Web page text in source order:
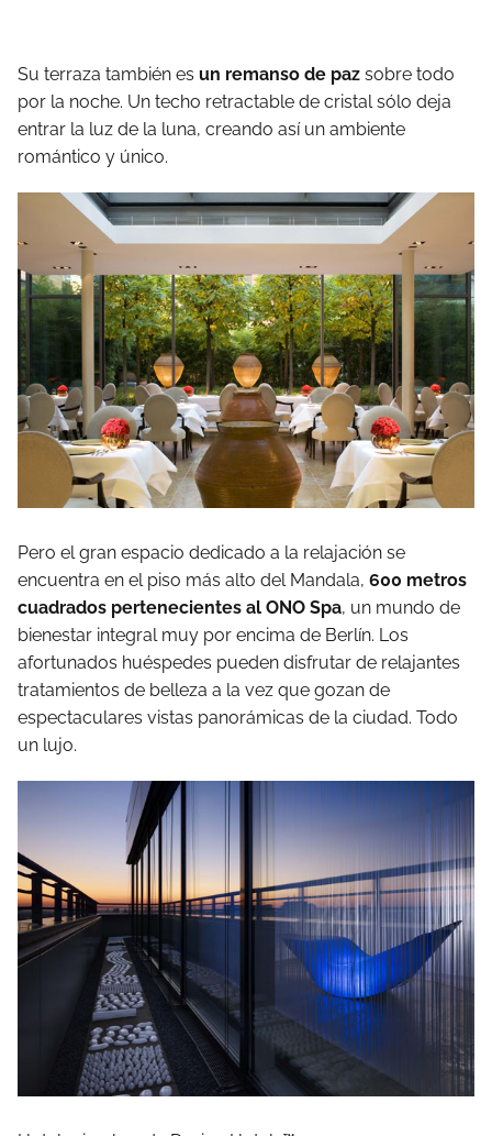
Su terraza también es un remanso de paz sobre todo
por la noche. Un techo retractable de cristal sólo deja
entrar la luz de la luna, creando así un ambiente
romántico y único.
Pero el gran espacio dedicado a la relajación se
encuentra en el piso más alto del Mandala, 600 metros
cuadrados pertenecientes al ONO Spa, un mundo de
bienestar integral muy por encima de Berlín. Los
afortunados huéspedes pueden disfrutar de relajantes
tratamientos de belleza a la vez que gozan de
espectaculares vistas panorámicas de la ciudad. Todo
un lujo.